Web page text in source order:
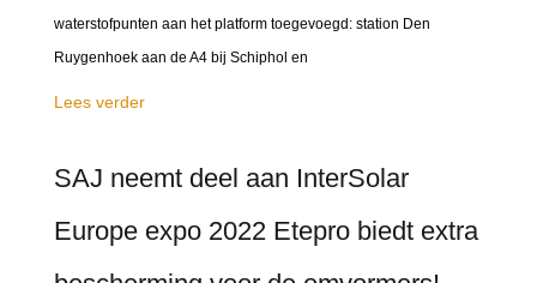
waterstofpunten aan het platform toegevoegd: station Den
Ruygenhoek aan de A4 bij Schiphol en
Lees verder
SAJ neemt deel aan InterSolar
Europe expo 2022 Etepro biedt extra